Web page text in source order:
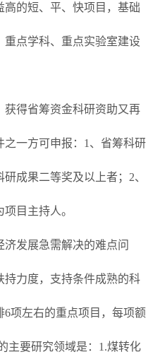
的短、平、快项目，基础
点学科、重点实验室建设
得省筹资金科研资助又再
一方可申报：1、省筹科研
成果二等奖及以上者；2、
目主持人。
发展急需解决的难点问
力度，支持条件成熟的科
项左右的重点项目，每项额
主要研究领域是：1.煤转化